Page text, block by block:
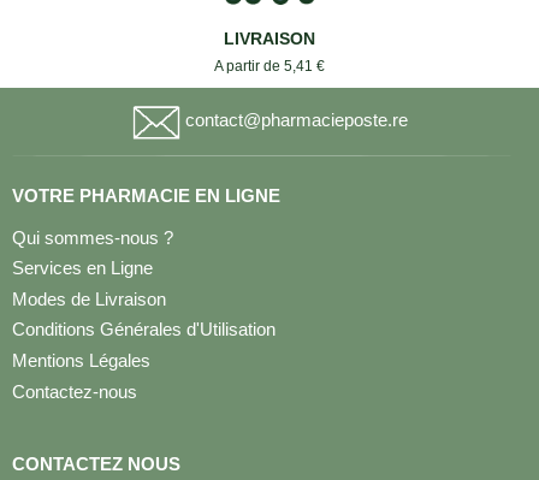
LIVRAISON
A partir de 5,41 €
contact@pharmacieposte.re
VOTRE PHARMACIE EN LIGNE
Qui sommes-nous ?
Services en Ligne
Modes de Livraison
Conditions Générales d'Utilisation
Mentions Légales
Contactez-nous
CONTACTEZ NOUS